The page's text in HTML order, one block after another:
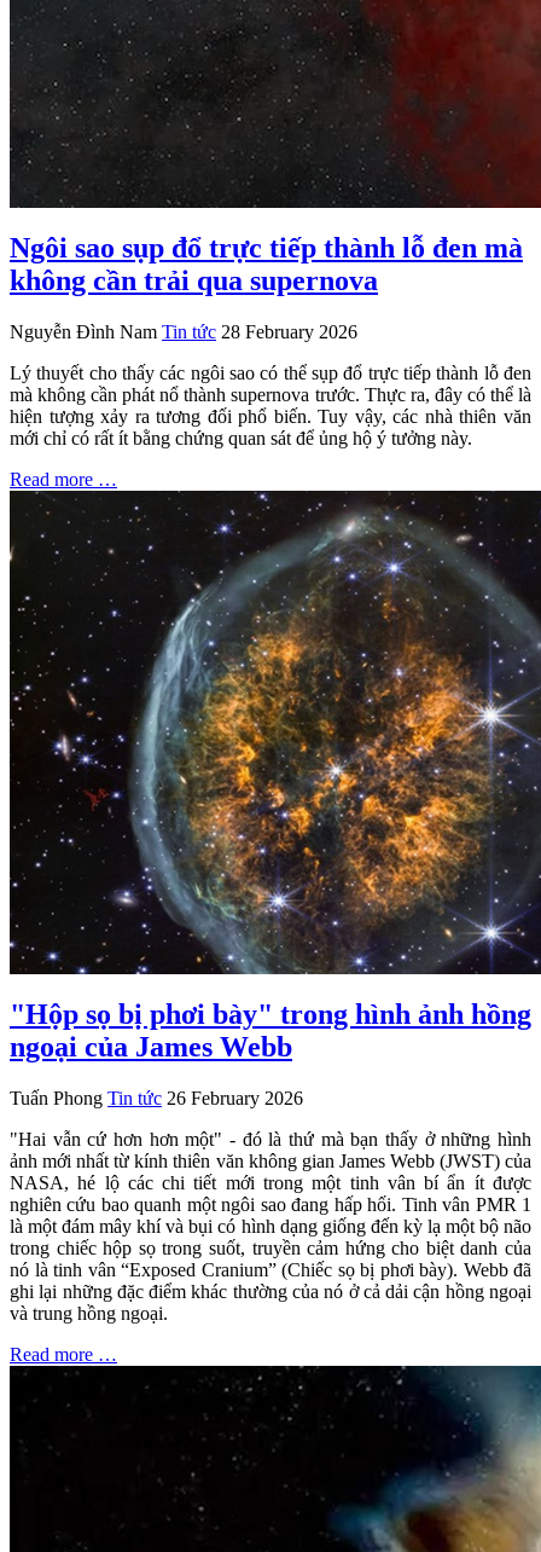
Ngôi sao sụp đổ trực tiếp thành lỗ đen mà
không cần trải qua supernova
Nguyễn Đình Nam Tin tức 28 February 2026
Lý thuyết cho thấy các ngôi sao có thể sụp đổ trực tiếp thành lỗ đen
mà không cần phát nổ thành supernova trước. Thực ra, đây có thể là
hiện tượng xảy ra tương đối phổ biến. Tuy vậy, các nhà thiên văn
mới chỉ có rất ít bằng chứng quan sát để ủng hộ ý tưởng này.
Read more …
"Hộp sọ bị phơi bày" trong hình ảnh hồng
ngoại của James Webb
Tuấn Phong Tin tức 26 February 2026
"Hai vẫn cứ hơn hơn một" - đó là thứ mà bạn thấy ở những hình
ảnh mới nhất từ kính thiên văn không gian James Webb (JWST) của
NASA, hé lộ các chi tiết mới trong một tinh vân bí ẩn ít được
nghiên cứu bao quanh một ngôi sao đang hấp hối. Tinh vân PMR 1
là một đám mây khí và bụi có hình dạng giống đến kỳ lạ một bộ não
trong chiếc hộp sọ trong suốt, truyền cảm hứng cho biệt danh của
nó là tinh vân “Exposed Cranium” (Chiếc sọ bị phơi bày). Webb đã
ghi lại những đặc điểm khác thường của nó ở cả dải cận hồng ngoại
và trung hồng ngoại.
Read more …